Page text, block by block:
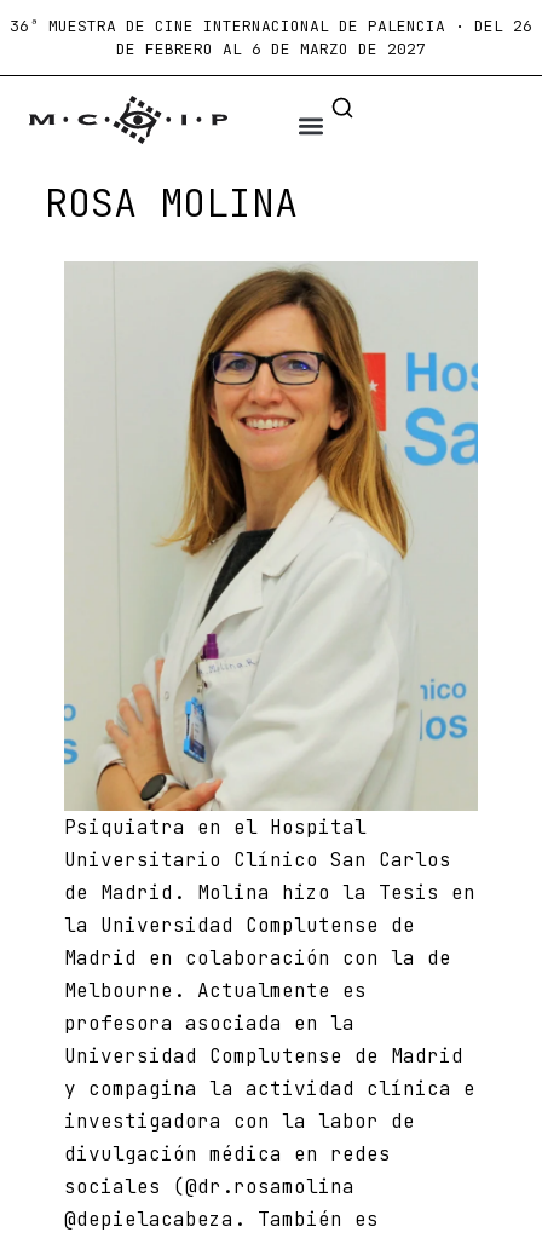
36ª MUESTRA DE CINE INTERNACIONAL DE PALENCIA · DEL 26
DE FEBRERO AL 6 DE MARZO DE 2027
ROSA MOLINA
Psiquiatra en el Hospital
Universitario Clínico San Carlos
de Madrid. Molina hizo la Tesis en
la Universidad Complutense de
Madrid en colaboración con la de
Melbourne. Actualmente es
profesora asociada en la
Universidad Complutense de Madrid
y compagina la actividad clínica e
investigadora con la labor de
divulgación médica en redes
sociales (@dr.rosamolina
@depielacabeza. También es